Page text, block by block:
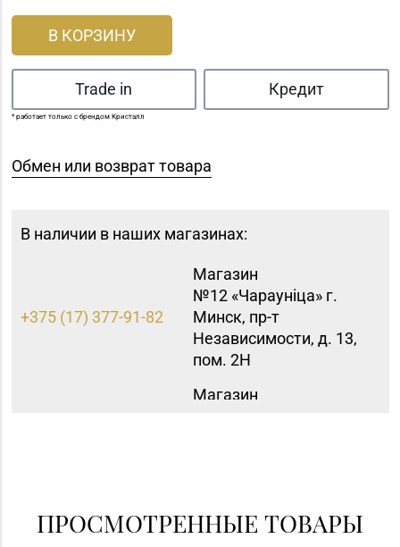
В КОРЗИНУ
Trade in Кредит
* работает только с брендом Кристалл
Обмен или возврат товара
В наличии в наших магазинах:
+375 (17) 377-91-82
Магазин
№12 «Чараунiца» г.
Минск, пр-т
Независимости, д. 13,
пом. 2Н
Магазин
68-02
г. Барановичи, ул.
Ленина, д. 15, пом. 49
ПРОСМОТРЕННЫЕ ТОВАРЫ